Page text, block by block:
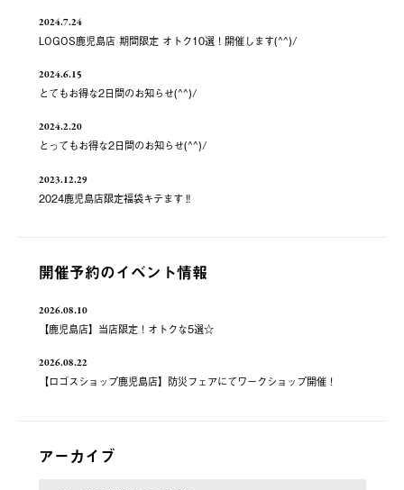
2024.7.24
LOGOS鹿児島店 期間限定 オトク10選！開催します(^^)/
2024.6.15
とてもお得な2日間のお知らせ(^^)/
2024.2.20
とってもお得な2日間のお知らせ(^^)/
2023.12.29
2024鹿児島店限定福袋キテます‼️
開催予約のイベント情報
2026.08.10
【鹿児島店】当店限定！オトクな5選☆
2026.08.22
【ロゴスショップ鹿児島店】防災フェアにてワークショップ開催！
アーカイブ